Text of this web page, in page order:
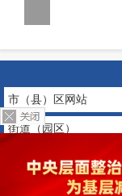
市（县）区网站
街道（园区）
｜隐私保